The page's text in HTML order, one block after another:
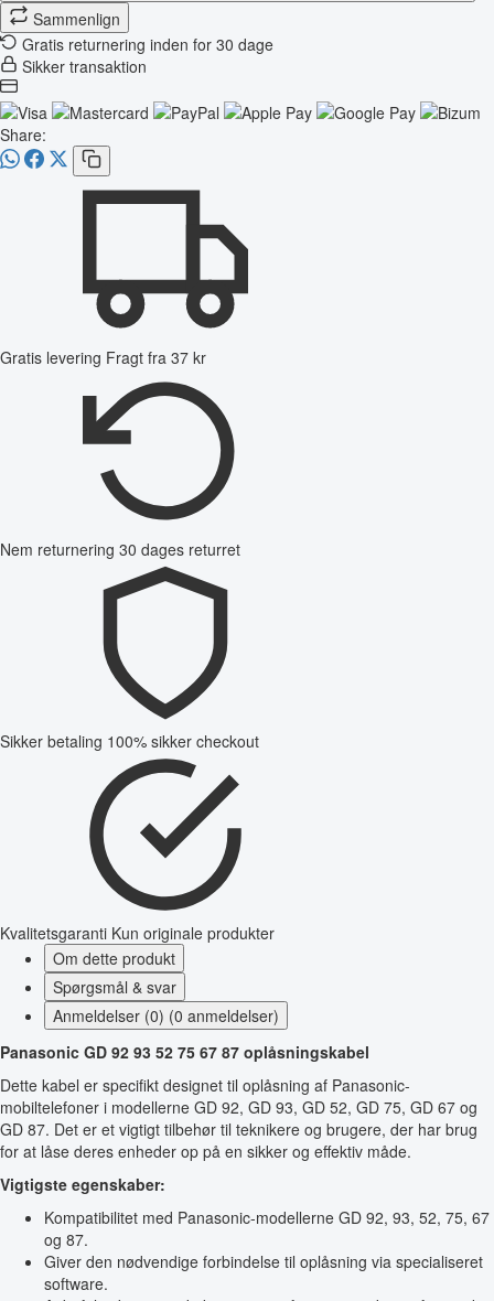
Sammenlign
Gratis returnering inden for 30 dage
Sikker transaktion
Share:
Gratis levering Fragt fra 37 kr
Nem returnering 30 dages returret
Sikker betaling 100% sikker checkout
Kvalitetsgaranti Kun originale produkter
Om dette produkt
Spørgsmål & svar
Anmeldelser (0) (0 anmeldelser)
Panasonic GD 92 93 52 75 67 87 oplåsningskabel
Dette kabel er specifikt designet til oplåsning af Panasonic-
mobiltelefoner i modellerne GD 92, GD 93, GD 52, GD 75, GD 67 og
GD 87. Det er et vigtigt tilbehør til teknikere og brugere, der har brug
for at låse deres enheder op på en sikker og effektiv måde.
Vigtigste egenskaber:
Kompatibilitet med Panasonic-modellerne GD 92, 93, 52, 75, 67
og 87.
Giver den nødvendige forbindelse til oplåsning via specialiseret
software.